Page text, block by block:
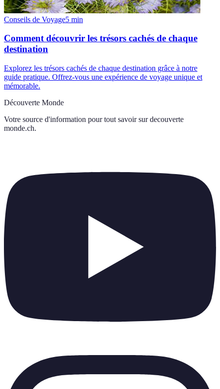
Conseils de Voyage5 min
Comment découvrir les trésors cachés de chaque
destination
Explorez les trésors cachés de chaque destination grâce à notre
guide pratique. Offrez-vous une expérience de voyage unique et
mémorable.
Découverte Monde
Votre source d'information pour tout savoir sur decouverte
monde.ch.